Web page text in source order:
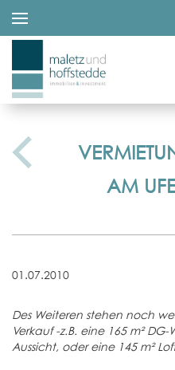
AM
01.07.2010
Des Weiteren stehen noch
Verkauf -z.B. eine 165 m²
Aussicht, oder eine 145 m²